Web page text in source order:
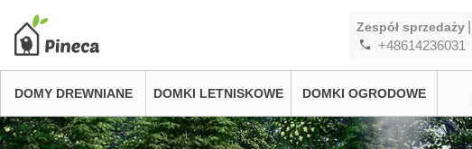
Zespół sprzedaży
+48614236031
DOMY DREWNIANE DOMKI LETNISKOWE DOMKI OGRODOWE